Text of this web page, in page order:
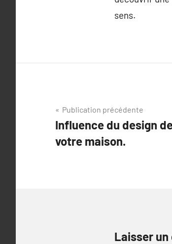
sens.
Navigation
de
l’article
Publication précédente
Influence du design
votre maison.
Laisser